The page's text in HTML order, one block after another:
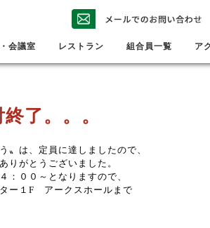
会議室 レストラン 組合員一覧 ア
了。。。
〟は、定員に達しましたので、
りがとうございました。
：００～となりますので、
ー１F アークスホールまで